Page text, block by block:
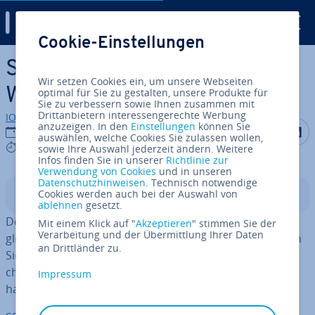
Zum Haupt­in­halt springen
SSH-Key mit PuTTY unter
Windows verwenden
IONOS Redaktion
26.01.2023
5 mins
Auf Auf
In­halts­ver­zeich­nis
Der SSH-Client PuTTY für Windows verwendet nicht das
gleiche Schlüs­sel­for­mat wie der OpenSSH-Client. Wollen
Sie PuTTY verwenden, müssen Sie einen neuen öf­fent­li­
chen und privaten SSH-Key ge­ne­rie­ren oder einen vor­
han­de­nen privaten OpenSSH-Key kon­ver­tie­ren.
Cookie-Einstellungen
Wir setzen Cookies ein, um unsere Webseiten
optimal für Sie zu gestalten, unsere Produkte für
Sie zu verbessern sowie Ihnen zusammen mit
Drittanbietern interessengerechte Werbung
anzuzeigen. In den Einstellungen können Sie
auswählen, welche Cookies Sie zulassen wollen,
sowie Ihre Auswahl jederzeit ändern. Weitere
Infos finden Sie in unserer Richtlinie zur
Verwendung von Cookies und in unseren
Datenschutzhinweisen. Technisch notwendige
Cookies werden auch bei der Auswahl von
ablehnen gesetzt.
Mit einem Klick auf "Akzeptieren" stimmen Sie der
Verarbeitung und der Übermittlung Ihrer Daten
an Drittländer zu.
Impressum